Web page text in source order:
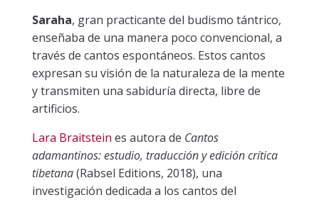
Saraha, gran practicante del budismo tántrico,
enseñaba de una manera poco convencional, a
través de cantos espontáneos. Estos cantos
expresan su visión de la naturaleza de la mente
y transmiten una sabiduría directa, libre de
artificios.
Lara Braitstein es autora de Cantos
adamantinos: estudio, traducción y edición crítica
tibetana(Rabsel Editions, 2018), una
investigación dedicada a los cantos del